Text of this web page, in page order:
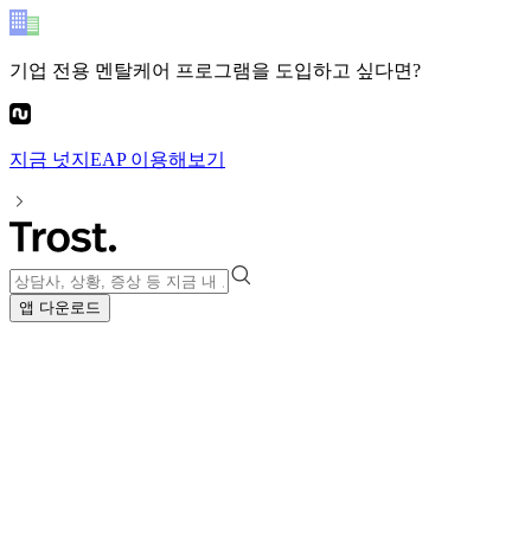
기업 전용 멘탈케어 프로그램을 도입하고 싶다면?
지금 넛지EAP이용해보기
앱 다운로드